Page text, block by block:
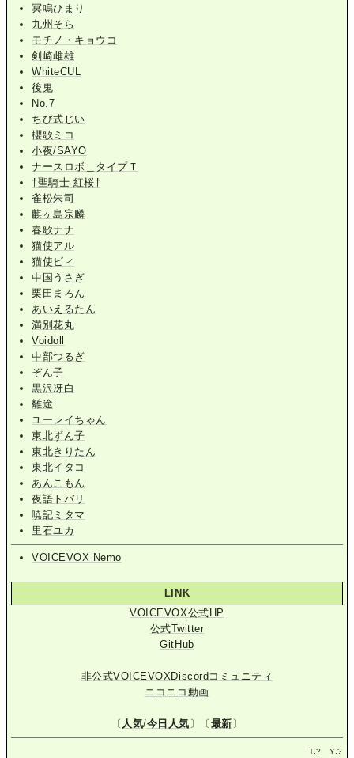
冥鳴ひまり
九州そら
モチノ・キョウコ
剣崎雌雄
WhiteCUL
後鬼
No.7
ちび式じい
櫻歌ミコ
小夜/SAYO
ナースロボ＿タイプＴ
†聖騎士 紅桜†
雀松朱司
麒ヶ島宗麟
春歌ナナ
猫使アル
猫使ビィ
中国うさぎ
栗田まろん
あいえるたん
満別花丸
Voidoll
中部つるぎ
ぞん子
黒沢冴白
離途
ユーレイちゃん
東北ずん子
東北きりたん
東北イタコ
あんこもん
夜語トバリ
暁記ミタマ
里石ユカ
VOICEVOX Nemo
LINK
VOICEVOX公式HP
公式Twitter
GitHub
非公式VOICEVOXDiscordコミュニティ
ニコニコ動画
〔 人気/今日人気 〕〔 最新 〕
T.? Y.?